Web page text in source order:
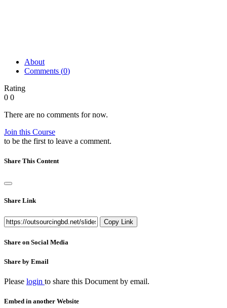
About
Comments (0)
Rating
0 0
There are no comments for now.
Join this Course
to be the first to leave a comment.
Share This Content
Share Link
Copy Link
Share on Social Media
Share by Email
Please login to share this Document by email.
Embed in another Website